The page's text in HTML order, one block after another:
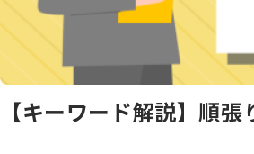
【キーワード解説】順張